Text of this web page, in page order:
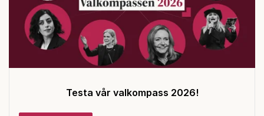
Testa vår valkompass 2026!